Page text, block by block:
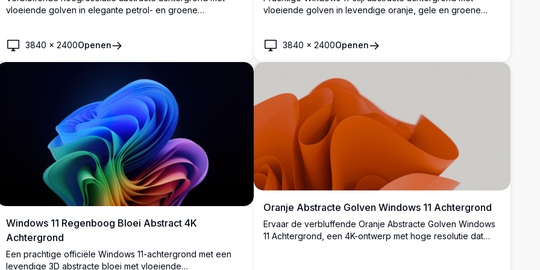
vloeiende golven in elegante petrol- en groene
dynamische curves die visuele diepte en hedendaagse
3840 ×2400Openen
vloeiende golven in levendige oranje, gele en groene
ontwerpelementen die de essentie van hedendaagse
3840 × 2400Openen
Windows 11 Regenboog Bloei Abstract 4K
Achtergrond
Een prachtige officiële Windows 11-achtergrond met een
levendige 3D abstracte bloei met vloeiende
Oranje Abstracte Golven Windows 11 Achtergrond
Ervaar de verbluffende Oranje Abstracte Golven Windows
11 Achtergrond, een 4K-ontwerp met hoge resolutie dat